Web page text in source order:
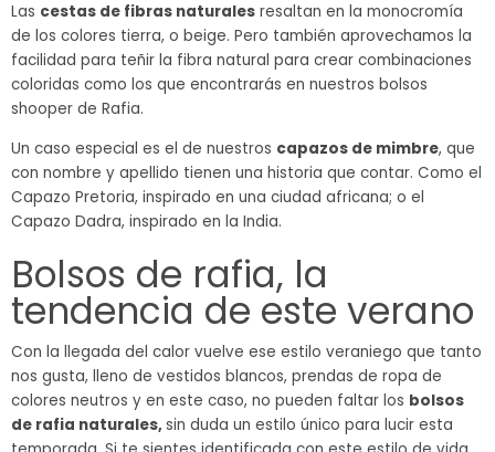
Las cestas de fibras naturales resaltan en la monocromía
de los colores tierra, o beige. Pero también aprovechamos la
facilidad para teñir la fibra natural para crear combinaciones
coloridas como los que encontrarás en nuestros bolsos
shooper de Rafia.
Un caso especial es el de nuestros capazos de mimbre, que
con nombre y apellido tienen una historia que contar. Como el
Capazo Pretoria, inspirado en una ciudad africana; o el
Capazo Dadra, inspirado en la India.
Bolsos de rafia, la
tendencia de este verano
Con la llegada del calor vuelve ese estilo veraniego que tanto
nos gusta, lleno de vestidos blancos, prendas de ropa de
colores neutros y en este caso, no pueden faltar los bolsos
de rafia naturales,sin duda un estilo único para lucir esta